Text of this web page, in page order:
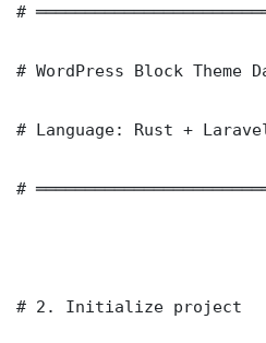
#
# WordPress Block Theme
# Language: Rust +
#
# 2. Initialize project